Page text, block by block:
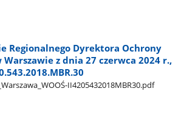
Regionalnego Dyrektora Ochrony
Warszawie z dnia 27 czerwca 2024 r.,
II4205432018MBR30.pdf